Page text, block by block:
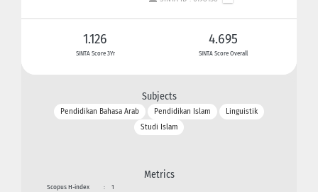
1.126
SINTA Score 3Yr
4.695
SINTA Score Overall
Subjects
Pendidikan Bahasa Arab Pendidikan Islam
Linguistik
Studi Islam
Metrics
Scopus H-index : 1